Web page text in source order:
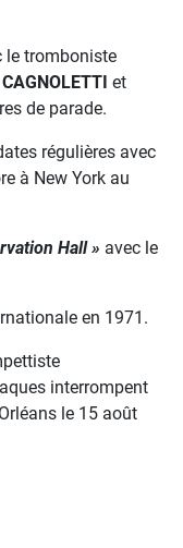
le tromboniste
et
de parade.
régulières avec
à New York au
Hall » avec le
en 1971.
interrompent
le 15 août